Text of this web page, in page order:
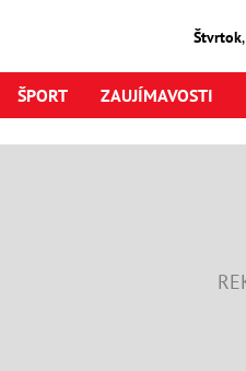
Štvrtok,
ŠPORT ZAUJÍMAVOSTI